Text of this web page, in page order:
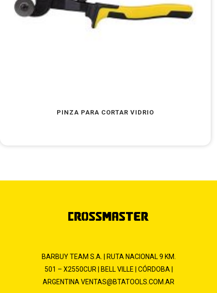
PINZA PARA CORTAR VIDRIO
BARBUY TEAM S.A. | RUTA NACIONAL 9 KM.
501 – X2550CUR | BELL VILLE | CÓRDOBA |
ARGENTINA VENTAS@BTATOOLS.COM.AR